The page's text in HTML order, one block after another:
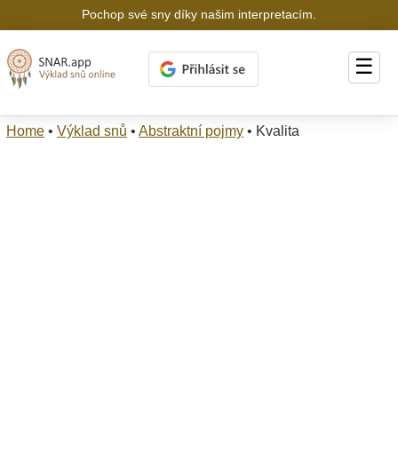
Pochop své sny díky našim interpretacím.
☰
Home • Výklad snů • Abstraktní pojmy • Kvalita